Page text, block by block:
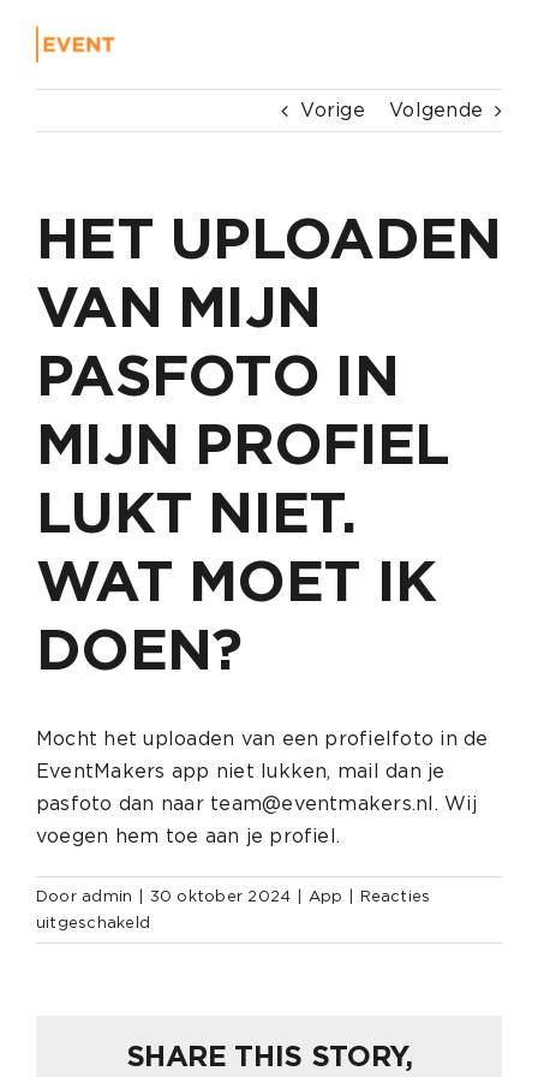
Home
Over
Vorige Volgende
HET UPLOADEN
VAN MIJN
PASFOTO IN
MIJN PROFIEL
LUKT NIET.
WAT MOET IK
DOEN?
Mocht het uploaden van een profielfoto in de
EventMakers app niet lukken, mail dan je
pasfoto dan naar team@eventmakers.nl. Wij
voegen hem toe aan je profiel.
Door admin 30 oktober 2024 App
Reacties
uitgeschakeld
Het
pasfoto
SHARE THIS STORY,